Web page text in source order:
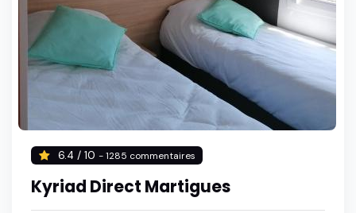
6.4 / 10 - 1285 commentaires
Kyriad Direct Martigues